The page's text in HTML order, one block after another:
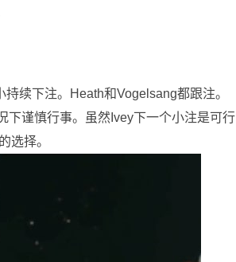
续下注。Heath和Vogelsang都跟注。
下谨慎行事。虽然Ivey下一个小注是可行
选择。